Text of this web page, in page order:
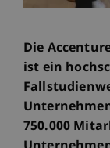
Die
ist ein
750.000